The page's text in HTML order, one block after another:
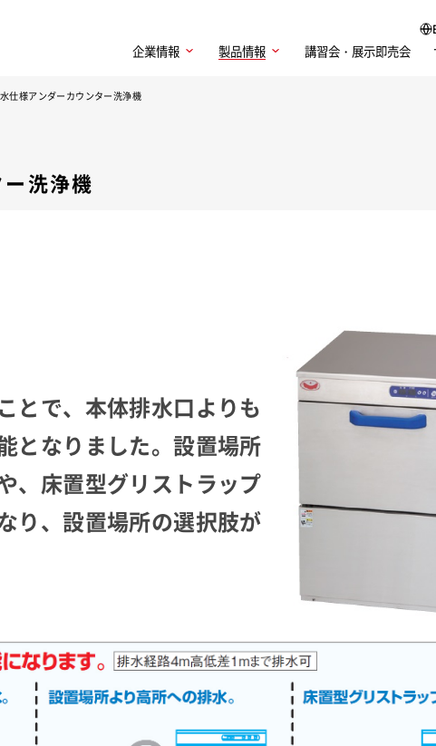
企業情報 製品情報 講習会・展示即売会
仕様アンダーカウンター洗浄機
洗浄機
とで、本体排水口よりも
となりました。設置場所
、床置型グリストラップ
り、設置場所の選択肢が